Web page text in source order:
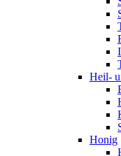
Heil-
Honig